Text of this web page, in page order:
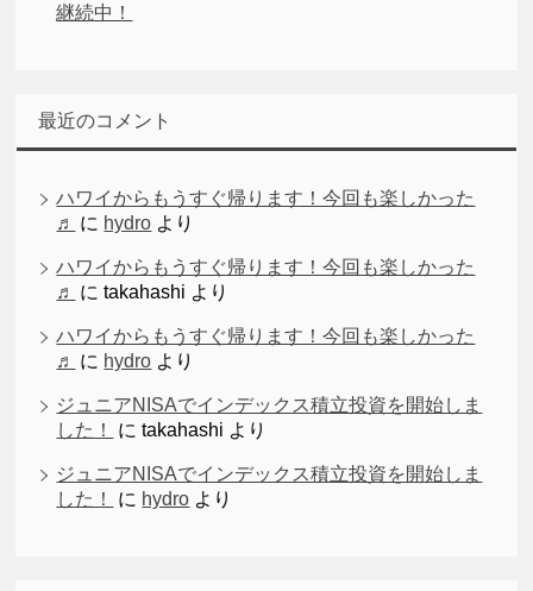
継続中！
最近のコメント
ハワイからもうすぐ帰ります！今回も楽しかった
♬
に hydro より
ハワイからもうすぐ帰ります！今回も楽しかった
♬
にtakahashi より
ハワイからもうすぐ帰ります！今回も楽しかった
♬
に hydro より
ジュニアNISAでインデックス積立投資を開始しま
した！
にtakahashi より
ジュニアNISAでインデックス積立投資を開始しま
した！
に hydro より